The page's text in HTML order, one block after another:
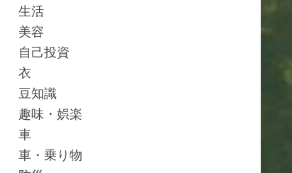
生活
美容
自己投資
衣
豆知識
趣味・娯楽
車
車・乗り物